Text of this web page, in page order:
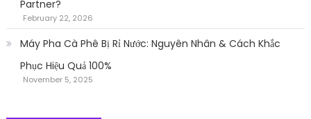
Partner?
February 22, 2026
Máy Pha Cà Phê Bị Rỉ Nước: Nguyên Nhân & Cách Khắc
Phục Hiệu Quả 100%
November 5, 2025